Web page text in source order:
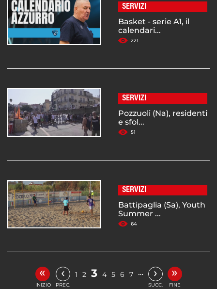
SERVIZI
Basket - serie A1, il
calendari...
221
SERVIZI
Pozzuoli (Na), residenti
e sfol...
51
SERVIZI
Battipaglia (Sa), Youth
Summer ...
64
«
INIZIO
‹
PREC.
1 2 3 4 5 6 7 … ›
SUCC.
»
FINE